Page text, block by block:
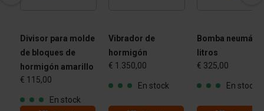
Divisor para molde
de bloques de
hormigón amarillo
€ 115,00
En stock
Vibrador de
hormigón
€ 1.350,00
En stock
Bomba
litros
€ 325,00
En stock